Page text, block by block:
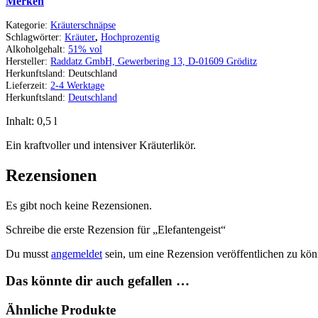
Kategorie: Kräuterschnäpse
Schlagwörter: Kräuter, Hochprozentig
Alkoholgehalt: 51% vol
Hersteller: Raddatz GmbH, Gewerbering 13, D-01609 Gröditz
Herkunftsland: Deutschland
Lieferzeit: 2-4 Werktage
Herkunftsland: Deutschland
Inhalt: 0,5 l
Ein kraftvoller und intensiver Kräuterlikör.
Rezensionen
Es gibt noch keine Rezensionen.
Schreibe die erste Rezension für „Elefantengeist“
Du musst angemeldet sein, um eine Rezension veröffentlichen zu
Das könnte dir auch gefallen …
Ähnliche Produkte